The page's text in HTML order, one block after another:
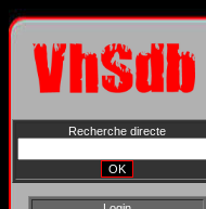
Recherche directe